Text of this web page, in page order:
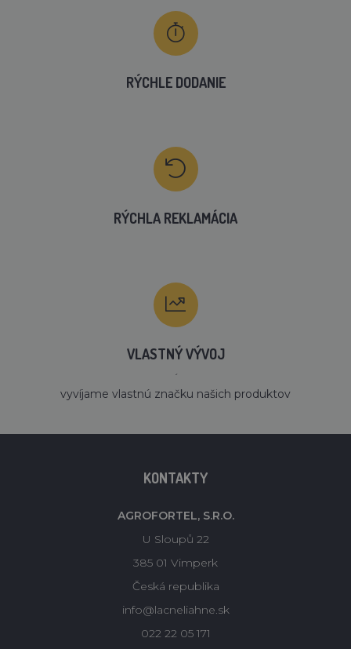
RÝCHLE DODANIE
RÝCHLA REKLAMÁCIA
VLASTNÝ VÝVOJ
´
vyvíjame vlastnú značku našich produktov
KONTAKTY
AGROFORTEL, S.R.O.
U Sloupů 22
385 01 Vimperk
Česká republika
info@lacneliahne.sk
022 22 05 171